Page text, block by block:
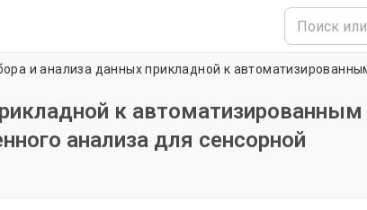
к автоматизированным
анализа для сенсорной